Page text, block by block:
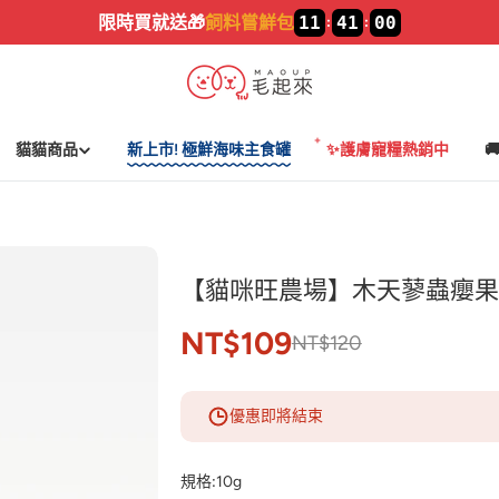
加入LINE🔥新好友領$100
貓貓商品 新上市! 極鮮海味主食罐 ✨護膚寵糧熱銷中
【貓咪旺農場】木天蓼蟲癭
NT$109NT$120
優惠即將結束
規格:10g